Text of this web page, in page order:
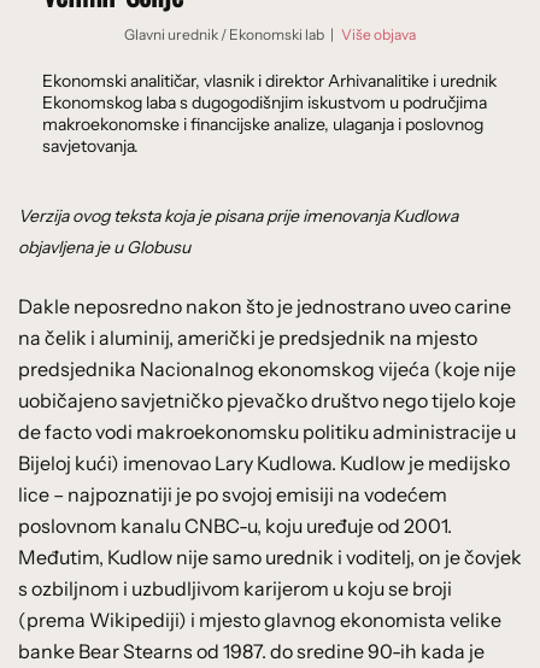
Glavni urednik / Ekonomski lab | Više objava
Ekonomski analitičar, vlasnik i direktor Arhivanalitike i urednik
Ekonomskog laba s dugogodišnjim iskustvom u područjima
makroekonomske i financijske analize, ulaganja i poslovnog
savjetovanja.
Verzija ovog teksta koja je pisana prije imenovanja Kudlowa
objavljena je u Globusu
Dakle neposredno nakon što je jednostrano uveo carine
na čelik i aluminij, američki je predsjednik na mjesto
predsjednika Nacionalnog ekonomskog vijeća (koje nije
uobičajeno savjetničko pjevačko društvo nego tijelo koje
de facto vodi makroekonomsku politiku administracije u
Bijeloj kući) imenovao Lary Kudlowa. Kudlow je medijsko
lice – najpoznatiji je po svojoj emisiji na vodećem
poslovnom kanalu CNBC-u, koju uređuje od 2001.
Međutim, Kudlow nije samo urednik i voditelj, on je čovjek
s ozbiljnom i uzbudljivom karijerom u koju se broji
(prema Wikipediji) i mjesto glavnog ekonomista velike
banke Bear Stearns od 1987. do sredine 90-ih kada je